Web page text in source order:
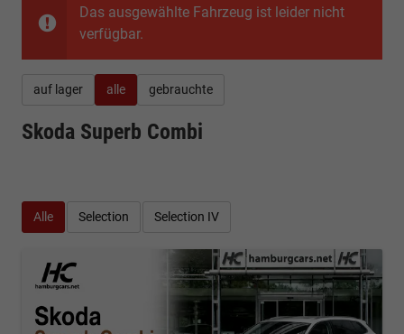
Das ausgewählte Fahrzeug ist leider nicht
verfügbar.
auf lager alle gebrauchte
Skoda Superb Combi
Alle Selection Selection IV